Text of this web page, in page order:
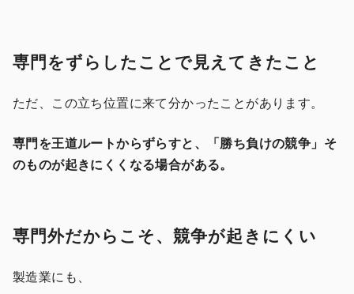
専門をずらしたことで見えてきたこと
ただ、この立ち位置に来て分かったことがあります。
専門を王道ルートからずらすと、「勝ち負けの競争」そ
のものが起きにくくなる場合がある。
専門外だからこそ、競争が起きにくい
製造業にも、